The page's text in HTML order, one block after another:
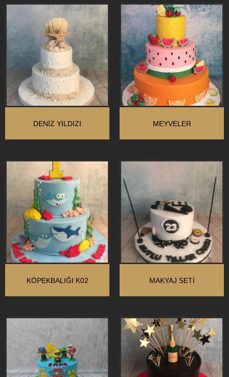
DENIZ YILDIZI MEYVELER
KÖPEKBALIĞI K02 MAKYAJ SETİ